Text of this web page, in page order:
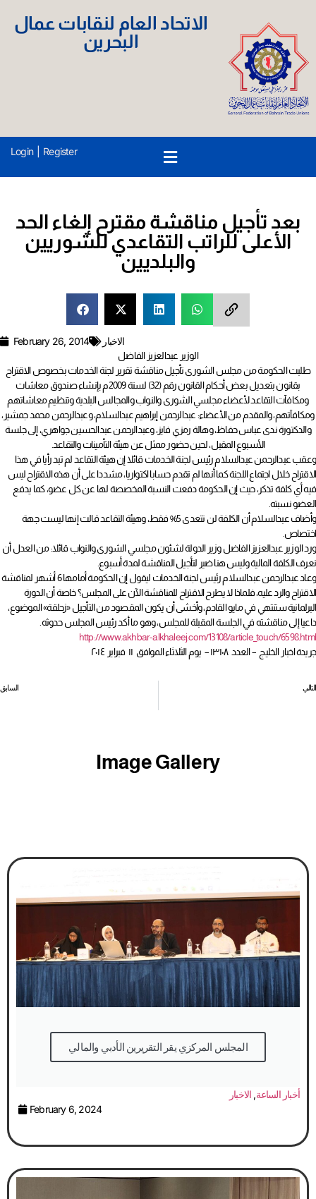
الاتحاد العام لنقابات عمال
البحرين
Login Register
بعد تأجيل مناقشة مقترح إلغاء الحد
الأعلى للراتب التقاعدي للشوريين
والبلديين
February 26, 2014 الاخبار
الوزير عبدالعزيز الفاضل
طلبت الحكومة من مجلس الشورى تأجيل مناقشة تقرير لجنة الخدمات بخصوص الاقتراح
بقانون بتعديل بعض أحكام القانون رقم (32) لسنة 2009م بإنشاء صندوق معاشات
ومكافآت التقاعد لأعضاء مجلسي الشورى والنواب والمجالس البلدية وتنظيم معاشاتهم
ومكافآتهم، والمقدم من الأعضاء: عبدالرحمن إبراهيم عبدالسلام، وعبدالرحمن محمد جمشير،
والدكتورة ندى عباس حفاظ، وهالة رمزي فايز، وعبدالرحمن عبدالحسين جواهري، إلى جلسة
الأسبوع المقبل، لحين حضور ممثل عن هيئة التأمينات والتقاعد.
وعقب عبدالرحمن عبدالسلام رئيس لجنة الخدمات قائلا إن هيئة التقاعد لم تبد رأيا في هذا
الاقتراح خلال اجتماع اللجنة كما أنها لم تقدم حسابا اكتواريا، مشددا على أن هذه الاقتراح ليس
فيه أي كلفة تذكر، حيث إن الحكومة دفعت النسبة المخصصة لها عن كل عضو، كما يدفع
العضو نسبته.
وأضاف عبدالسلام أن الكلفة لن تتعدى 5% فقط، وهيئة التقاعد قالت إنها ليست جهة
اختصاص.
ورد الوزير عبدالعزيز الفاضل وزير الدولة لشئون مجلسي الشورى والنواب قائلا: من العدل أن
نعرف الكلفة المالية وليس هنا ضير لتأجيل المناقشة لمدة أسبوع.
وعاد عبدالرحمن عبدالسلام رئيس لجنة الخدمات ليقول إن الحكومة أمامها 6 أشهر لمناقشة
الاقتراح والرد عليه، فلماذا لا يطرح الاقتراح للمناقشة الآن على المجلس؟ خاصة أن الدورة
البرلمانية ستنتهي في مايو القادم، وأخشى أن يكون المقصود من التأجيل «زحلقة» الموضوع،
داعيا إلى مناقشته في الجلسة المقبلة للمجلس، وهو ما أكد رئيس المجلس حدوثه.
http://www.akhbar-alkhaleej.com/13108/article_touch/6598.html
جريدة اخبار الخليج – العدد ١٣١٠٨ – يوم الثلاثاء الموافق ١١ فبراير ٢٠١٤
السابق التالي
Image Gallery
المجلس المركزي يقر التقريرين الأدبي والمالي
أخبار الساعة, الاخبار
February 6, 2024